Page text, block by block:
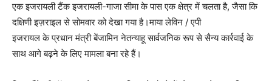
एक इजरायली टैंक इजरायली-गाजा सीमा के पास एक क्षेत्र में चलता है, जैसा कि
दक्षिणी इज़राइल से सोमवार को देखा गया है।माया लेविन / एपी
इजरायल के प्रधान मंत्री बेंजामिन नेतन्याहू सार्वजनिक रूप से सैन्य कार्रवाई के
साथ आगे बढ़ने के लिए मामला बना रहे हैं।